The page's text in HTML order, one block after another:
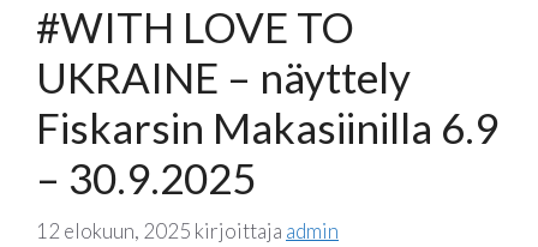
#WITH LOVE TO
UKRAINE – näyttely
Fiskarsin Makasiinilla 6.9
– 30.9.2025
12 elokuun, 2025 kirjoittaja admin